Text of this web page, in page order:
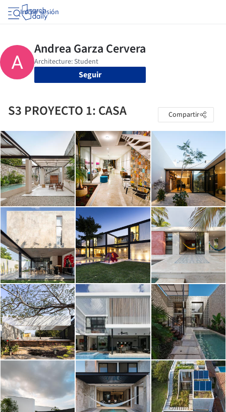
Iniciar sesión
Seguir
S3 PROYECTO 1: CASA Compartir